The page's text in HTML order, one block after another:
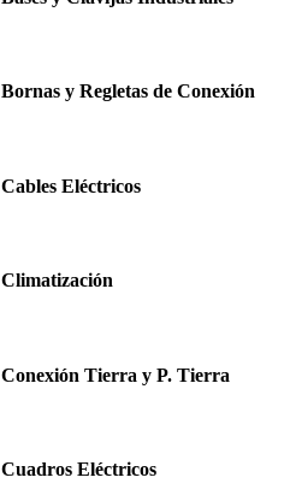
Bornas y Regletas de Conexión
Cables Eléctricos
Climatización
Conexión Tierra y P. Tierra
Cuadros Eléctricos